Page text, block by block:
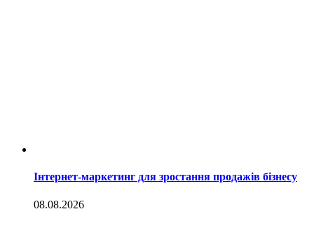
Інтернет-маркетинг для зростання продажів бізнесу
08.08.2026